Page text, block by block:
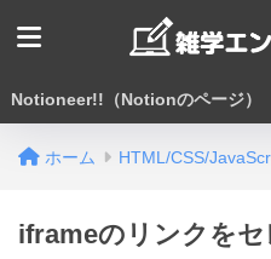
Notioneer!!（Notionのページ）
ホーム HTML/CSS/
iframeのリンクを